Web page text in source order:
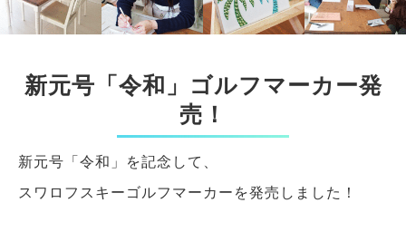
新元号「令和」ゴルフマーカー発
売！
新元号「令和」を記念して、
スワロフスキーゴルフマーカーを発売しました！